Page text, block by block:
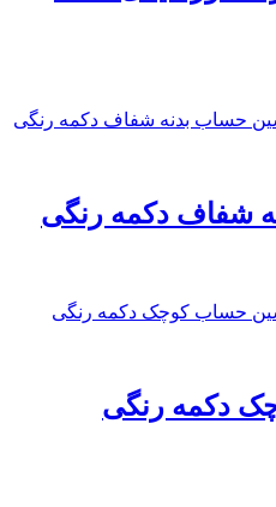
شفاف دکمه رنگی
دکمه رنگی